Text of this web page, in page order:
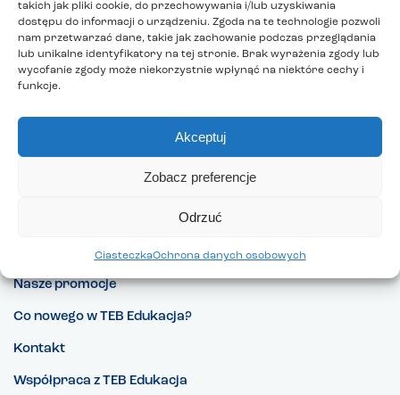
takich jak pliki cookie, do przechowywania i/lub uzyskiwania
dostępu do informacji o urządzeniu. Zgoda na te technologie pozwoli
nam przetwarzać dane, takie jak zachowanie podczas przeglądania
lub unikalne identyfikatory na tej stronie. Brak wyrażenia zgody lub
wycofanie zgody może niekorzystnie wpłynąć na niektóre cechy i
funkcje.
Akceptuj
Odrzuć
Zobacz preferencje
CiasteczkaOchrona danych osobowych
Pracuj w TEB Edukacja
Nasze promocje
Co nowego w TEB Edukacja?
Kontakt
Współpraca z TEB Edukacja